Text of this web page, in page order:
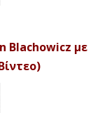
Blachowicz με